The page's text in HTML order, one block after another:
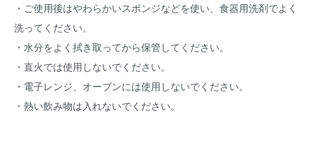
・ご使用後はやわらかいスポンジなどを使い、食器用洗剤でよく
洗ってください。
・水分をよく拭き取ってから保管してください。
・直火では使用しないでください。
・電子レンジ、オーブンには使用しないでください。
・熱い飲み物は入れないでください。